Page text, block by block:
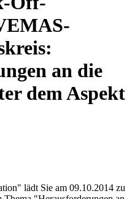
an die
dem Aspekt
lädt Sie am 09.10.2014 zu